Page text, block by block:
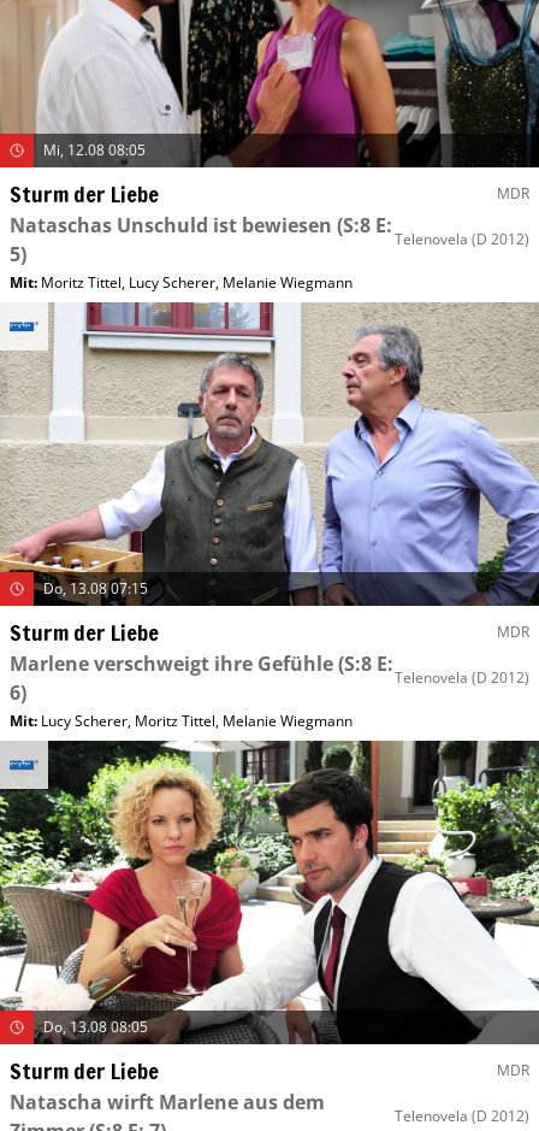
Mi, 12.08 08:05
Sturm der Liebe MDR
Nataschas Unschuld ist bewiesen (S:8 E:
5)
Telenovela (D 2012)
Mit: Moritz Tittel, Lucy Scherer, Melanie Wiegmann
Do, 13.08 07:15
Sturm der Liebe MDR
Marlene verschweigt ihre Gefühle(S:8 E:
6)
Telenovela (D 2012)
Mit: Lucy Scherer, Moritz Tittel, Melanie Wiegmann
Do, 13.08 08:05
Sturm der Liebe MDR
Natascha wirft Marlene aus dem
Telenovela (D 2012)